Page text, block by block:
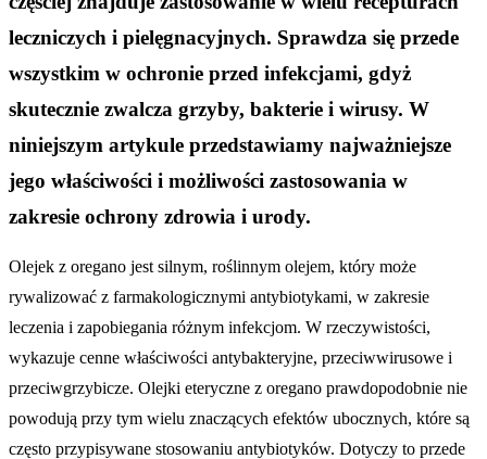
leczniczych i pielęgnacyjnych. Sprawdza się przede
wszystkim w ochronie przed infekcjami, gdyż
skutecznie zwalcza grzyby, bakterie i wirusy. W
niniejszym artykule przedstawiamy najważniejsze
jego właściwości i możliwości zastosowania w
zakresie ochrony zdrowia i urody.
Olejek z oregano jest silnym, roślinnym olejem, który może
rywalizować z farmakologicznymi antybiotykami, w zakresie
leczenia i zapobiegania różnym infekcjom. W rzeczywistości,
wykazuje cenne właściwości antybakteryjne, przeciwwirusowe i
przeciwgrzybicze. Olejki eteryczne z oregano prawdopodobnie nie
powodują przy tym wielu znaczących efektów ubocznych, które są
często przypisywane stosowaniu antybiotyków. Dotyczy to przede